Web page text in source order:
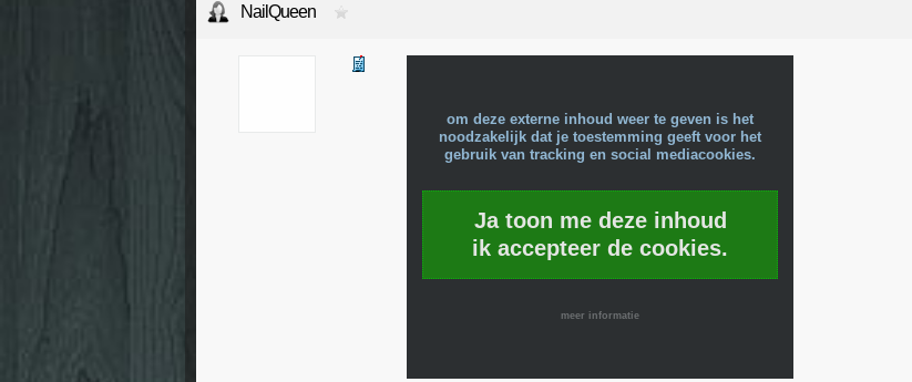
NailQueen
om deze externe inhoud weer te geven is het
noodzakelijk dat je toestemming geeft voor het
gebruik van tracking en social mediacookies.
Ja toon me deze inhoud
ik accepteer de cookies.
meer informatie